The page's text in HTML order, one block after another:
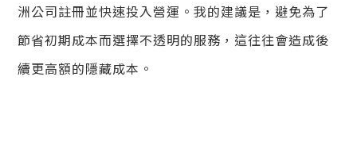
洲公司註冊並快速投入營運。我的建議是，避免為了
節省初期成本而選擇不透明的服務，這往往會造成後
續更高額的隱藏成本。